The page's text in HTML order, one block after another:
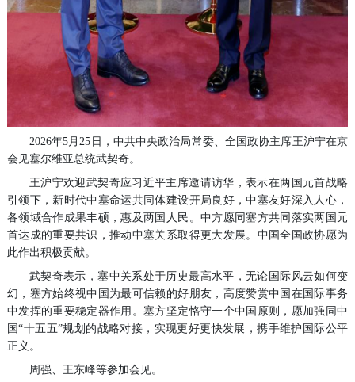
2026年5月25日，中共中央政治局常委、全国政协主席王沪宁在京
会见塞尔维亚总统武契奇。
王沪宁欢迎武契奇应习近平主席邀请访华，表示在两国元首战略
引领下，新时代中塞命运共同体建设开局良好，中塞友好深入人心，
各领域合作成果丰硕，惠及两国人民。中方愿同塞方共同落实两国元
首达成的重要共识，推动中塞关系取得更大发展。中国全国政协愿为
此作出积极贡献。
武契奇表示，塞中关系处于历史最高水平，无论国际风云如何变
幻，塞方始终视中国为最可信赖的好朋友，高度赞赏中国在国际事务
中发挥的重要稳定器作用。塞方坚定恪守一个中国原则，愿加强同中
国“十五五”规划的战略对接，实现更好更快发展，携手维护国际公平
正义。
周强、王东峰等参加会见。